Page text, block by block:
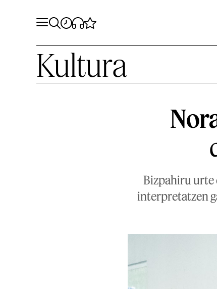
Kultura
Bizpahiru urte
interpretatzen